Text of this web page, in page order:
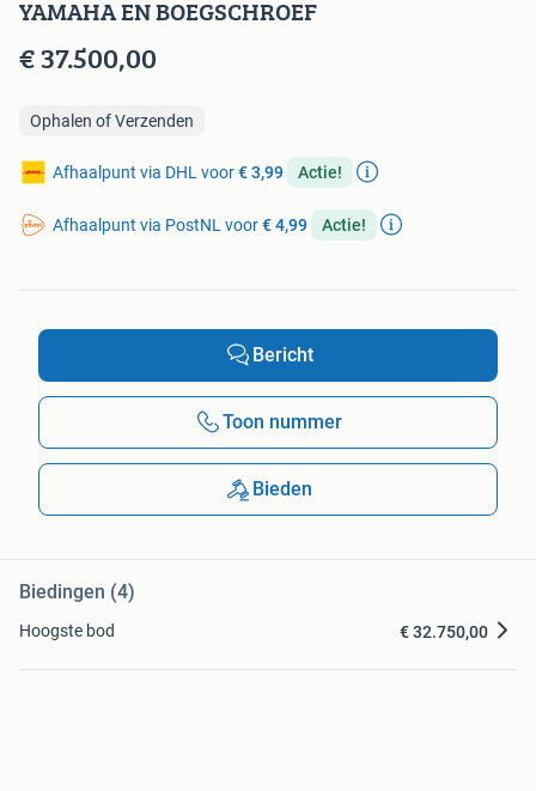
YAMAHA EN BOEGSCHROEF
€ 37.500,00
Ophalen of Verzenden
Afhaalpunt via DHL voor€ 3,99 Actie!
Afhaalpunt via PostNL voor€ 4,99 Actie!
Bericht
Toon nummer
Bieden
Biedingen (4)
Hoogste bod € 32.750,00